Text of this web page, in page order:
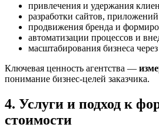
привлечения и удержания
разработки сайтов,
продвижения бренда и
автоматизации процессов и
масштабирования бизнеса
Ключевая ценность агентства —
понимание бизнес-целей заказчика.
4. Услуги и подход к
стоимости